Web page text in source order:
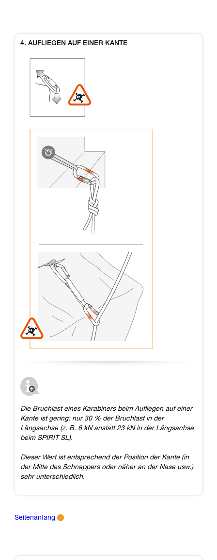
4. AUFLIEGEN AUF EINER KANTE
Die Bruchlast eines Karabiners beim Aufliegen auf einer
Kante ist gering: nur 30 % der Bruchlast in der
Längsachse (z. B. 6 kN anstatt 23 kN in der Längsachse
beim SPIRIT SL).
Dieser Wert ist entsprechend der Position der Kante (in
der Mitte des Schnappers oder näher an der Nase usw.)
sehr unterschiedlich.
Seitenanfang